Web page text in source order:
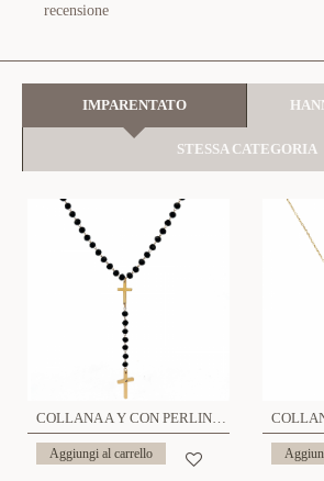
recensione
IMPARENTATO
STESSA CATEGORIA
COLLANA A Y CON PERLINE E CROCE - JN211225L41
Aggiungi al carrello